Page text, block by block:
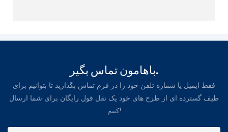
باهامون تماس بگير.
فقط ایمیل یا شماره تلفن خود را در فرم تماس بگذارید تا بتوانیم برای
طیف گسترده ای از طرح های خود یک نقل قول رایگان برای شما ارسال
کنیم!